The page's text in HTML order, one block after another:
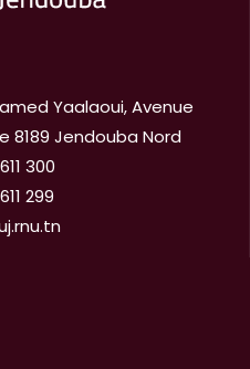
Yaalaoui, Avenue
8189 Jendouba Nord
300
299